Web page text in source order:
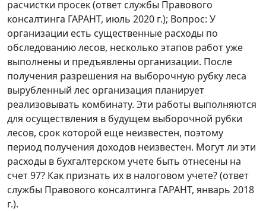
расчистки просек (ответ службы Правового
консалтинга ГАРАНТ, июль 2020 г.); Вопрос: У
организации есть существенные расходы по
обследованию лесов, несколько этапов работ уже
выполнены и предъявлены организации. После
получения разрешения на выборочную рубку леса
вырубленный лес организация планирует
реализовывать комбинату. Эти работы выполняются
для осуществления в будущем выборочной рубки
лесов, срок которой еще неизвестен, поэтому
период получения доходов неизвестен. Могут ли эти
расходы в бухгалтерском учете быть отнесены на
счет 97? Как признать их в налоговом учете? (ответ
службы Правового консалтинга ГАРАНТ, январь 2018
г.).